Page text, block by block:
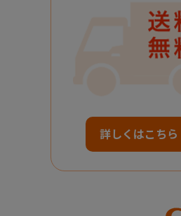
詳しくはこちら